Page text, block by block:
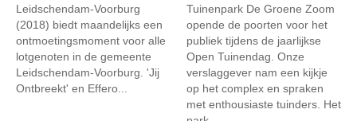
Leidschendam-Voorburg
(2018) biedt maandelijks een
ontmoetingsmoment voor alle
lotgenoten in de gemeente
Leidschendam-Voorburg. 'Jij
Ontbreekt' en Effero...
Tuinenpark De Groene Zoom
opende de poorten voor het
publiek tijdens de jaarlijkse
Open Tuinendag. Onze
verslaggever nam een kijkje
op het complex en spraken
met enthousiaste tuinders. Het